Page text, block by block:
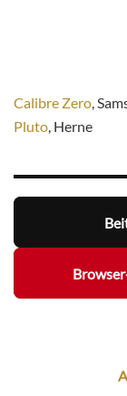
Calibre Zero,
Pluto, Herne